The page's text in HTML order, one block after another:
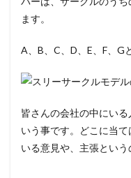
ます。
A、B、C、D、E、F、G
皆さんの会社の中にい
いう事です。どこに当
いる意見や、主張という